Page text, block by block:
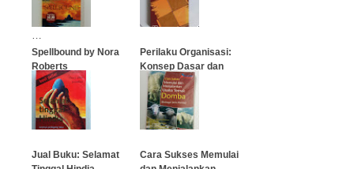
Kunikahi)
…
Spellbound by Nora
Roberts
…
Perilaku Organisasi:
Konsep Dasar dan
Aplikasinya
…
Jual Buku: Selamat
Cara Sukses Memulai